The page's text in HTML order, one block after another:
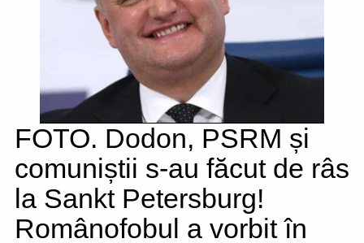
FOTO. Dodon, PSRM și
comuniștii s-au făcut de râs
la Sankt Petersburg!
Românofobul a vorbit în